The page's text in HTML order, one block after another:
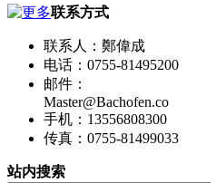
联系方式
联系人：鄭偉成
电话：0755-81495200
邮件：
Master@Bachofen.co
手机：13556808300
传真：0755-81499033
站内搜索